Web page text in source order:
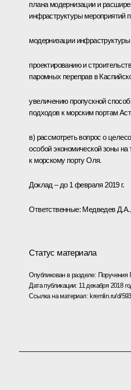
плана модернизации и
инфраструктуры мероприятий
модернизации
проектированию и
паромных переправ в
увеличению пропускной
подходов к морским портам
в) рассмотреть вопрос о
особой экономической зоны
к морскому порту Оля.
Доклад – до 1 февраля 2019 г.
Ответственные: Медведев Д.А.,
Статус материала
Опубликован в разделе: Поручения
Дата публикации: 11 декабря 2018
Ссылка на материал: kremlin.ru/d/